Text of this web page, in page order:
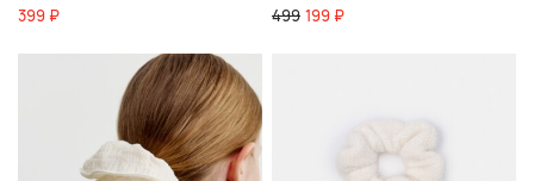
399 ₽ 499 199 ₽